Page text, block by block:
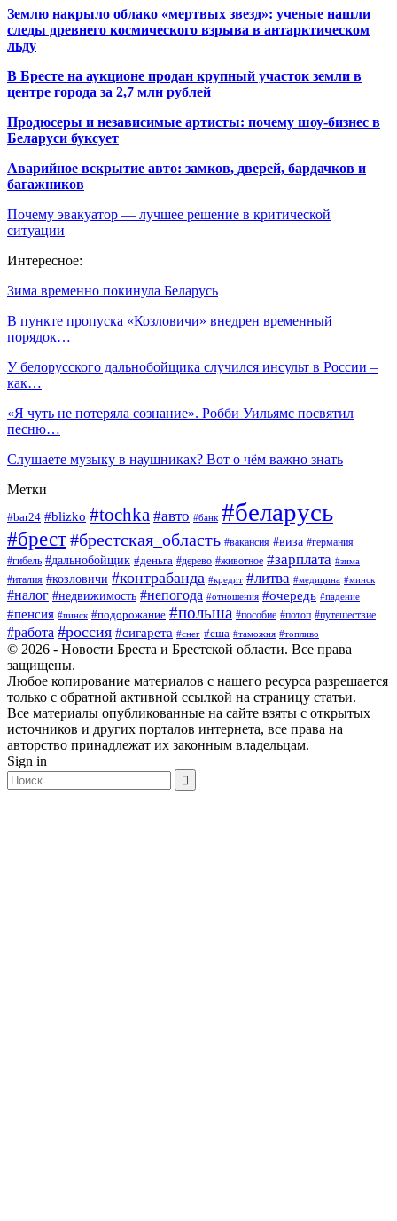
Землю накрыло облако «мертвых звезд»: ученые нашли
следы древнего космического взрыва в антарктическом
льду
В Бресте на аукционе продан крупный участок земли в
центре города за 2,7 млн рублей
Продюсеры и независимые артисты: почему шоу-бизнес в
Беларуси буксует
Аварийное вскрытие авто: замков, дверей, бардачков и
багажников
Почему эвакуатор — лучшее решение в критической
ситуации
Интересное:
Зима временно покинула Беларусь
В пункте пропуска «Козловичи» внедрен временный
порядок…
У белорусского дальнобойщика случился инсульт в России –
как…
«Я чуть не потеряла сознание». Робби Уильямс посвятил
песню…
Слушаете музыку в наушниках? Вот о чём важно знать
Метки
#bar24 #blizko #tochka #авто #банк #беларусь
#брест#брестская_область #вакансия #виза #германия
#гибель #дальнобойщик #деньга #дерево #животное #зарплата #зима
#италия #козловичи #контрабанда #кредит #литва #медицина #минск
#налог #недвижимость #непогода #отношения #очередь #падение
#пенсия #пинск #подорожание #польша #пособие #потоп #путешествие
#работа #россия #сигарета #снег #сша #таможня #топливо
© 2026 - Новости Бреста и Брестской области. Все права
защищены.
Любое копирование материалов с нашего ресурса разрешается
только с обратной активной ссылкой на страницу статьи.
Все материалы опубликованные на сайте взяты с открытых
источников и других порталов интернета, все права на
авторство принадлежат их законным владельцам.
Sign in